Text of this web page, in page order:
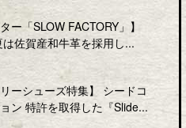
ー「SLOW FACTORY」】
佐賀産和牛革を採用し...
ーシューズ特集】 シードコ
ン 特許を取得した『Slide...